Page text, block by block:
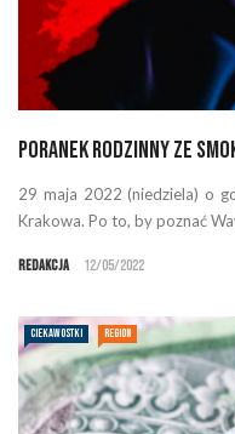
Poranek Rodzinny ze
29 maja 2022 (niedziela) o
Krakowa. Po to, by poznać
Redakcja 12/05/2022
CIEKAWOSTKI REGION